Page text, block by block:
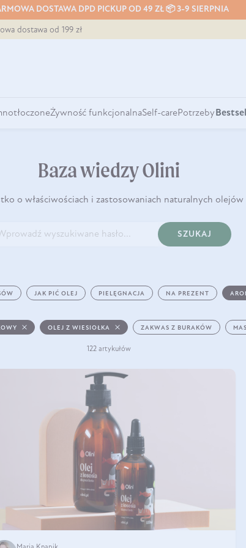
DOSTAWA DPD PICKUP OD 49 ZŁ 📦 3-9 SIERPNIA
dostawa od 199 zł
Żywność funkcjonalnaSelf-carePotrzeby
Baza wiedzy Olini
o właściwościach i zastosowaniach naturalnych olejów
SZUKAJ
JAK PIĆ OLEJ PIELĘGNACJA NA PREZENT
OLEJ Z WIESIOŁKA ZAKWAS Z BURAKÓW
122 artykułów